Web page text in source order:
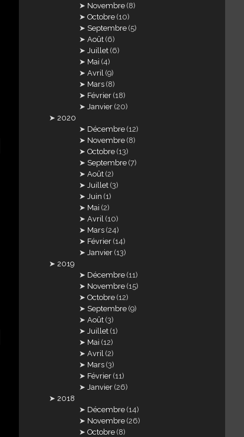
Novembre (8)
Octobre (10)
Septembre (5)
Août (6)
Juillet (6)
Mai (4)
Avril (9)
Mars (8)
Février (18)
Janvier (20)
2020
Décembre (12)
Novembre (8)
Octobre (13)
Septembre (7)
Août (2)
Juillet (3)
Juin (1)
Mai (2)
Avril (10)
Mars (24)
Février (14)
Janvier (13)
2019
Décembre (11)
Novembre (15)
Octobre (12)
Septembre (9)
Août (3)
Juillet (1)
Mai (12)
Avril (2)
Mars (3)
Février (11)
Janvier (26)
2018
Décembre (14)
Novembre (26)
Octobre (8)